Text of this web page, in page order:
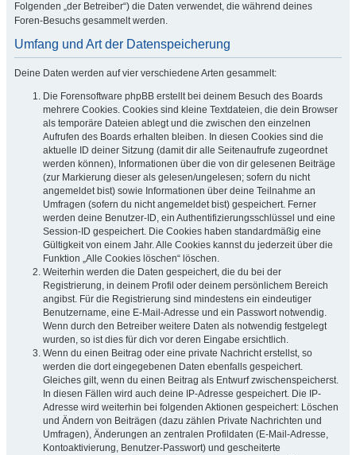
Folgenden „der Betreiber“) die Daten verwendet, die während deines
Foren-Besuchs gesammelt werden.
Umfang und Art der Datenspeicherung
Deine Daten werden auf vier verschiedene Arten gesammelt:
Die Forensoftware phpBB erstellt bei deinem Besuch des Boards
mehrere Cookies. Cookies sind kleine Textdateien, die dein Browser
als temporäre Dateien ablegt und die zwischen den einzelnen
Aufrufen des Boards erhalten bleiben. In diesen Cookies sind die
aktuelle ID deiner Sitzung (damit dir alle Seitenaufrufe zugeordnet
werden können), Informationen über die von dir gelesenen Beiträge
(zur Markierung dieser als gelesen/ungelesen; sofern du nicht
angemeldet bist) sowie Informationen über deine Teilnahme an
Umfragen (sofern du nicht angemeldet bist) gespeichert. Ferner
werden deine Benutzer-ID, ein Authentifizierungsschlüssel und eine
Session-ID gespeichert. Die Cookies haben standardmäßig eine
Gültigkeit von einem Jahr. Alle Cookies kannst du jederzeit über die
Funktion „Alle Cookies löschen“ löschen.
Weiterhin werden die Daten gespeichert, die du bei der
Registrierung, in deinem Profil oder deinem persönlichem Bereich
angibst. Für die Registrierung sind mindestens ein eindeutiger
Benutzername, eine E-Mail-Adresse und ein Passwort notwendig.
Wenn durch den Betreiber weitere Daten als notwendig festgelegt
wurden, so ist dies für dich vor deren Eingabe ersichtlich.
Wenn du einen Beitrag oder eine private Nachricht erstellst, so
werden die dort eingegebenen Daten ebenfalls gespeichert.
Gleiches gilt, wenn du einen Beitrag als Entwurf zwischenspeicherst.
In diesen Fällen wird auch deine IP-Adresse gespeichert. Die IP-
Adresse wird weiterhin bei folgenden Aktionen gespeichert: Löschen
und Ändern von Beiträgen (dazu zählen Private Nachrichten und
Umfragen), Änderungen an zentralen Profildaten (E-Mail-Adresse,
Kontoaktivierung, Benutzer-Passwort) und gescheiterte